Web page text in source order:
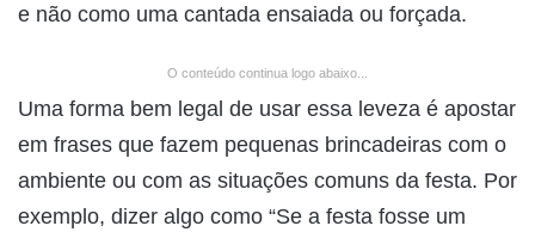
e não como uma cantada ensaiada ou forçada.
O conteúdo continua logo abaixo...
Uma forma bem legal de usar essa leveza é apostar
em frases que fazem pequenas brincadeiras com o
ambiente ou com as situações comuns da festa. Por
exemplo, dizer algo como “Se a festa fosse um